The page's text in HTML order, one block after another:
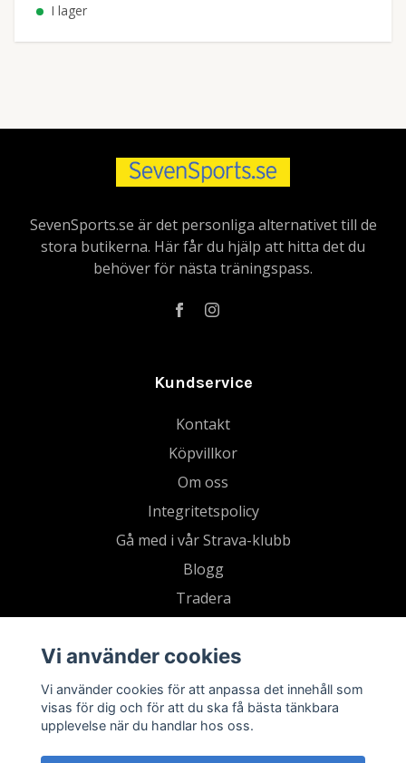
I lager
SevenSports.se är det personliga alternativet till de
stora butikerna. Här får du hjälp att hitta det du
behöver för nästa träningspass.
Kundservice
Kontakt
Köpvillkor
Om oss
Integritetspolicy
Gå med i vår Strava-klubb
Blogg
Tradera
Vi använder cookies
Vi använder cookies för att anpassa det innehåll som
visas för dig och för att du ska få bästa tänkbara
upplevelse när du handlar hos oss.